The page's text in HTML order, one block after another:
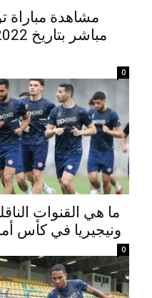
مشاهدة مباراة
0
ما هي القنوات
ونيجيريا في كأس أمم
0